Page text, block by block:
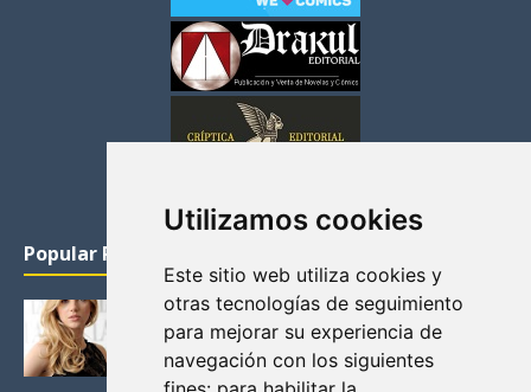
Utilizamos cookies
Este sitio web utiliza cookies y
otras tecnologías de seguimiento
para mejorar su experiencia de
navegación con los siguientes
Popular Posts
KATHERYN WINNICK: LA ACTRIZ MAS GUAPA DE
VIKINGOS
Junio 14, 2013